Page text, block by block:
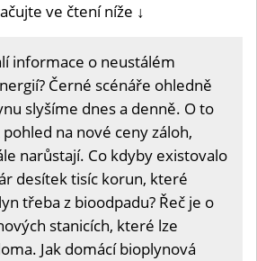
ve čtení níže ↓
informace o neustálém
Černé scénáře ohledně
slyšíme dnes a denně. O to
na nové ceny záloh,
narůstají. Co kdyby existovalo
desítek tisíc korun, které
třeba z bioodpadu? Řeč je o
stanicích, které lze
Jak domácí bioplynová